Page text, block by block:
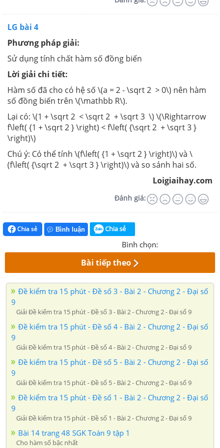
LG bài 4
Phương pháp giải:
Sử dụng tính chất hàm số đồng biến
Lời giải chi tiết:
Hàm số đã cho có hệ số \(a = 2 - \sqrt 2 > 0\) nên hàm
số đồng biến trên \(\mathbb R\).
Lại có: \(1 + \sqrt 2 < \sqrt 2 + \sqrt 3 \) \(\Rightarrow
f\left( {1 + \sqrt 2 } \right) < f\left( {\sqrt 2 + \sqrt 3 }
\right)\)
Chú ý: Có thể tính \(f\left( {1 + \sqrt 2 } \right)\) và \
(f\left( {\sqrt 2 + \sqrt 3 } \right)\) và so sánh hai số.
Loigiaihay.com
Đánh giá:
Chia sẻ Bình luận Chia sẻ
Bình chọn:
Bài tiếp theo
Đề kiểm tra 15 phút - Đề số 3 - Bài 2 - Chương 2 - Đại số
9
Giải Đề kiểm tra 15 phút - Đề số 3 - Bài 2 - Chương 2 - Đại số 9
Đề kiểm tra 15 phút - Đề số 4 - Bài 2 - Chương 2 - Đại số
9
Giải Đề kiểm tra 15 phút - Đề số 4 - Bài 2 - Chương 2 - Đại số 9
Đề kiểm tra 15 phút - Đề số 5 - Bài 2 - Chương 2 - Đại số
9
Giải Đề kiểm tra 15 phút - Đề số 5 - Bài 2 - Chương 2 - Đại số 9
Đề kiểm tra 15 phút - Đề số 1 - Bài 2 - Chương 2 - Đại số
9
Giải Đề kiểm tra 15 phút - Đề số 1 - Bài 2 - Chương 2 - Đại số 9
Bài 14 trang 48 SGK Toán 9 tập 1
Cho hàm số bậc nhất